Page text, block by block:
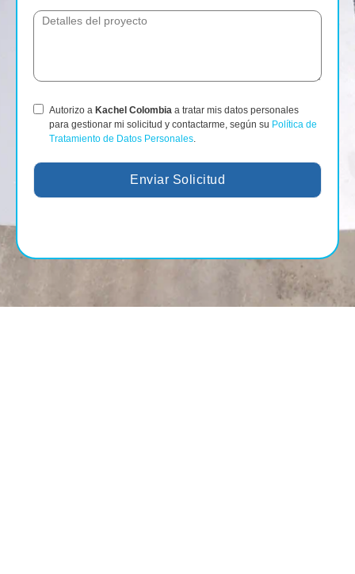
Autorizo a Kachel Colombia a tratar mis datos personales
para gestionar mi solicitud y contactarme, según su Política de
Tratamiento de Datos Personales
Enviar Solicitud